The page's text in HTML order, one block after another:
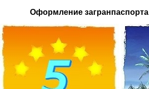
Оформление загранпаспорта